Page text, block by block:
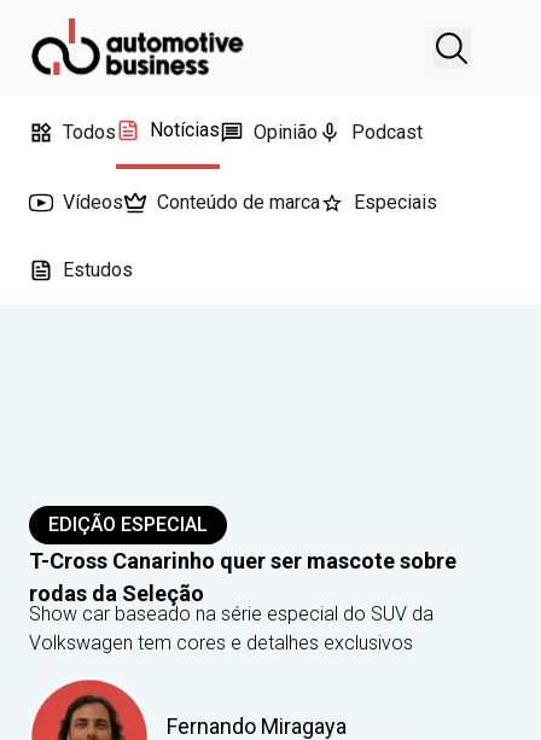
Todos Notícias Opinião Podcast
Vídeos Conteúdo de marca Especiais
Estudos
EDIÇÃO ESPECIAL
T-Cross Canarinho quer ser mascote sobre
rodas da Seleção
Show car baseado na série especial do SUV da
Volkswagen tem cores e detalhes exclusivos
Fernando Miragaya